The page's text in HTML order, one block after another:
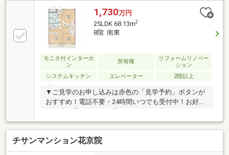
1,730万円
2SLDK 68.13m2
8階 南東
モニタ付インターホ
ン
所有権
リフォームリノベー
ション
システムキッチン
エレベーター 2階以上
▼ご見学のお申し込みは赤色の「見学予約」ボタンが
おすすめ！電話不要・24時間いつでも受付中！お好き
な日時を選んで簡単に予約できます。土日・平日・お
仕事帰りの見学もお気軽にご予約ください。《施設・
設備》・駐車場／空き状況要確認：月額１９，０００
円・駐輪場・エレベーター・防犯カメラ《リノベーシ
ョン内容》２０２０年１２月完了・キッチン交換・ト
チサンマンション花京院